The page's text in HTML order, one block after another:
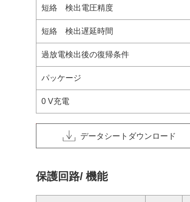
短絡 検出電圧精度
短絡 検出遅延時間
過放電検出後の復帰条件
パッケージ
0 V充電
データシートダウンロード
保護回路/ 機能